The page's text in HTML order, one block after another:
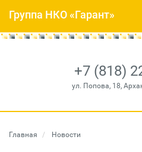
+7 (818)
ул. Попова, 18,
Группа НКО «Гарант»
Главная Новости